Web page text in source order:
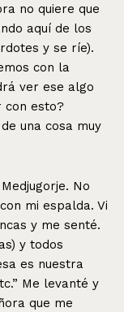
no quiere que
aquí de los
y se ríe).
con la
ver ese algo
con esto?
una cosa muy
No
mi espalda. Vi
y me senté.
y todos
es nuestra
Me levanté y
que me